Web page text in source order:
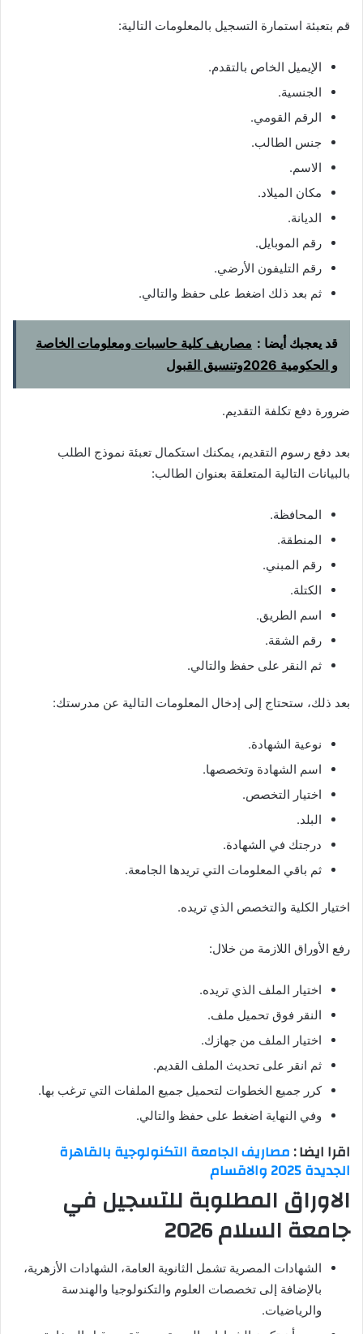
قم بتعبئة استمارة التسجيل بالمعلومات التالية:
الإيميل الخاص بالتقدم.
الجنسية.
الرقم القومي.
جنس الطالب.
الاسم.
مكان الميلاد.
الديانة.
رقم الموبايل.
رقم التليفون الأرضي.
ثم بعد ذلك اضغط على حفظ والتالي.
قد يعجبك أيضا : مصاريف كلية حاسبات ومعلومات الخاصة
و الحكومية 2026وتنسيق القبول
ضرورة دفع تكلفة التقديم.
بعد دفع رسوم التقديم، يمكنك استكمال تعبئة نموذج الطلب
بالبيانات التالية المتعلقة بعنوان الطالب:
المحافظة.
المنطقة.
رقم المبني.
الكتلة.
اسم الطريق.
رقم الشقة.
ثم النقر على حفظ والتالي.
بعد ذلك، ستحتاج إلى إدخال المعلومات التالية عن مدرستك:
نوعية الشهادة.
اسم الشهادة وتخصصها.
اختيار التخصص.
البلد.
درجتك في الشهادة.
ثم باقي المعلومات التي تريدها الجامعة.
اختيار الكلية والتخصص الذي تريده.
رفع الأوراق اللازمة من خلال:
اختيار الملف الذي تريده.
النقر فوق تحميل ملف.
اختيار الملف من جهازك.
ثم انقر على تحديث الملف القديم.
كرر جميع الخطوات لتحميل جميع الملفات التي ترغب بها.
وفي النهاية اضغط على حفظ والتالي.
اقرا ايضا :مصاريف الجامعة التكنولوجية بالقاهرة
الجديدة 2025 والاقسام
الاوراق المطلوبة للتسجيل في
جامعة السلام 2026
الشهادات المصرية تشمل الثانوية العامة، الشهادات الأزهرية،
بالإضافة إلى تخصصات العلوم والتكنولوجيا والهندسة
والرياضيات.